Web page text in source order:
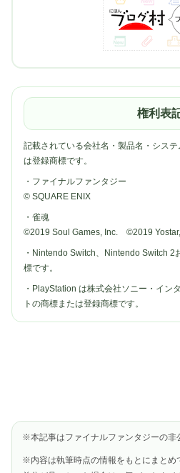
権利表
記載されている会社名・製品名・シス
は登録商標です。
・ファイナルファンタジー
© SQUARE ENIX
・雀魂
©2019 Soul Games, Inc. ©2019
・Nintendo Switch、Nintendo Switch 2
標です。
・PlayStation は株式会社ソニー・イン
トの商標または登録商標です。
※本記事はファイナルファンタジーの非
※内容は執筆時点の情報をもとにまとめ